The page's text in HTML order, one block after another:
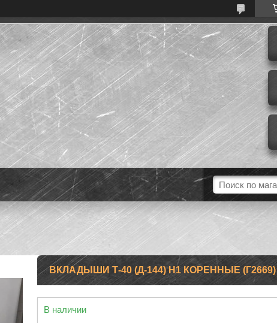
ВКЛАДЫШИ Т-40 (Д-144) Н1 КОРЕННЫЕ (Г2669)
В наличии